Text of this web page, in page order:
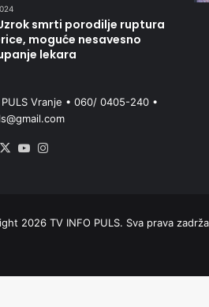
smrti porodilje ruptura
moguće nesavesno
lekara
PULS Vranje • 060/ 0405-240 •
Facebook
X YouTube
2026 TV INFO PULS. Sva prava